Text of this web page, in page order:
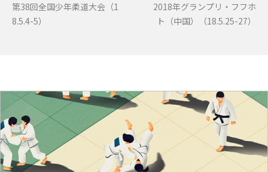
第38回全国少年柔道大会（1
8.5.4-5）
2018年グランプリ・フフホ
ト（中国）（18.5.25-27）